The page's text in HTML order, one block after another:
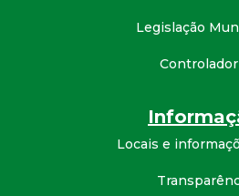
Legislação
Locais e